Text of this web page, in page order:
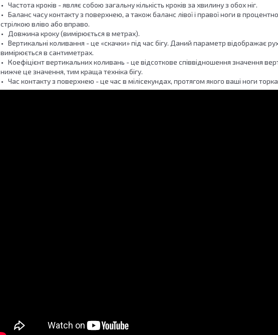
Частота кроків - являє собою загальну кількість кроків за хвилину з обох ніг.
Баланс часу контакту з поверхнею, а також баланс лівої і правої ноги в
стрілкою вліво або вправо.
Довжина кроку (вимірюється в метрах).
Вертикальні коливання - це «скачки» під час бігу. Даний параметр відображає
вимірюється в сантиметрах.
Коефіцієнт вертикальних коливань - це відсоткове співвідношення значення
нижче це значення, тим краща техніка бігу.
Час контакту з поверхнею - це час в мілісекундах, протягом якого ваші ноги